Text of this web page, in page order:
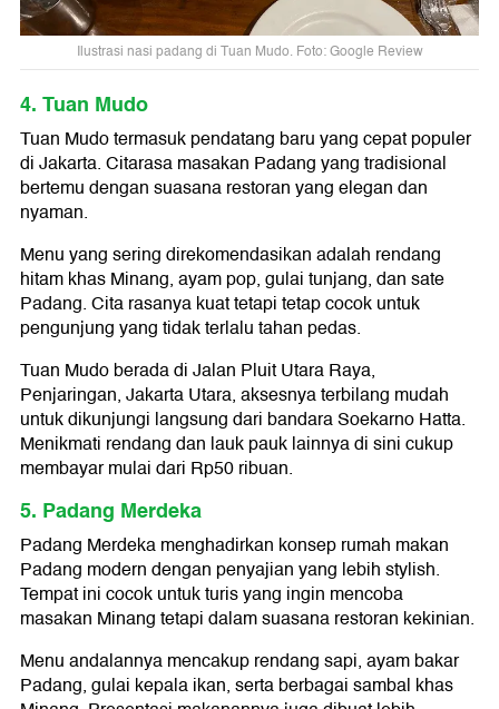
Ilustrasi nasi padang di Tuan Mudo. Foto: Google Review
4. Tuan Mudo
Tuan Mudo termasuk pendatang baru yang cepat populer
di Jakarta. Citarasa masakan Padang yang tradisional
bertemu dengan suasana restoran yang elegan dan
nyaman.
Menu yang sering direkomendasikan adalah rendang
hitam khas Minang, ayam pop, gulai tunjang, dan sate
Padang. Cita rasanya kuat tetapi tetap cocok untuk
pengunjung yang tidak terlalu tahan pedas.
Tuan Mudo berada di Jalan Pluit Utara Raya,
Penjaringan, Jakarta Utara, aksesnya terbilang mudah
untuk dikunjungi langsung dari bandara Soekarno Hatta.
Menikmati rendang dan lauk pauk lainnya di sini cukup
membayar mulai dari Rp50 ribuan.
5. Padang Merdeka
Padang Merdeka menghadirkan konsep rumah makan
Padang modern dengan penyajian yang lebih stylish.
Tempat ini cocok untuk turis yang ingin mencoba
masakan Minang tetapi dalam suasana restoran kekinian.
Menu andalannya mencakup rendang sapi, ayam bakar
Padang, gulai kepala ikan, serta berbagai sambal khas